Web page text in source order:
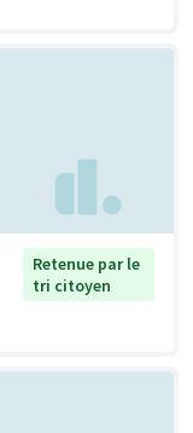
Retenue par le
tri citoyen